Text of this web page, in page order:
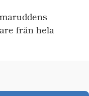
från hela